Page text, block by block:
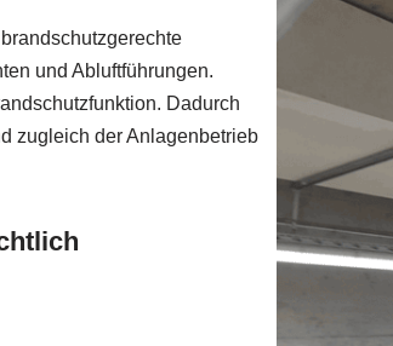
und Abluftführungen.
Dadurch
zugleich der Anlagenbetrieb